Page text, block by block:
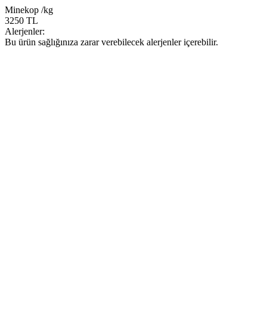
Minekop /kg
3250 TL
Alerjenler:
Bu ürün sağlığınıza zarar verebilecek alerjenler içerebilir.